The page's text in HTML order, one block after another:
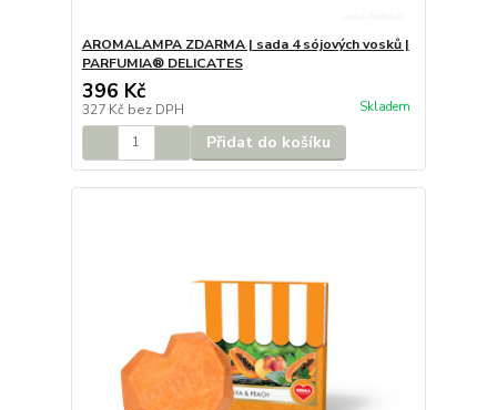
AROMALAMPA ZDARMA | sada 4 sójových vosků |
PARFUMIA® DELICATES
396 Kč
327 Kč bez DPH Skladem
Přidat do košíku